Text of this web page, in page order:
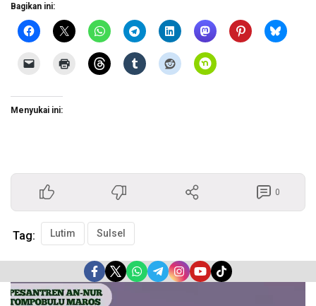
Bagikan ini:
Menyukai ini:
0
Tag: Lutim Sulsel
Pemutar